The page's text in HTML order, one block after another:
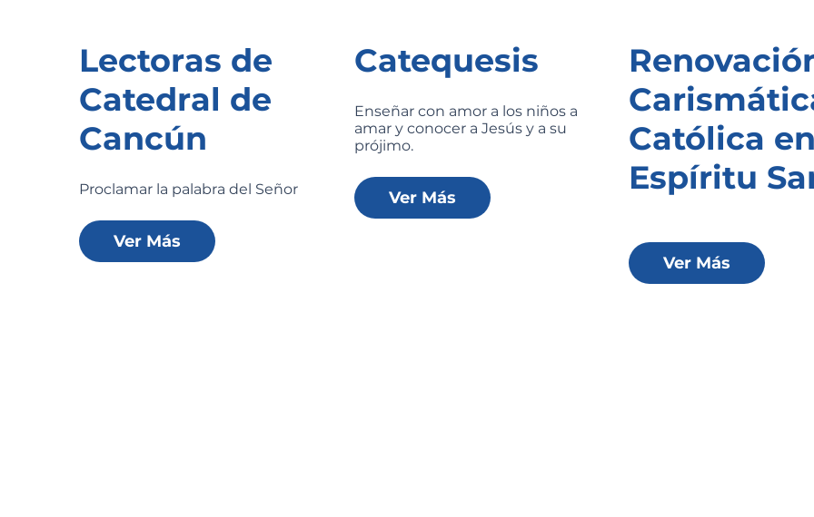
Lectoras de
Catedral de
Cancún
Proclamar la palabra del Señor
Ver Más
Catequesis
Enseñar con amor a los niños a
amar y conocer a Jesús y a su
prójimo.
Ver Más
Católica
Espíritu
Ver Más